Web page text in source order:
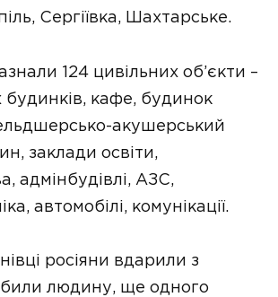
Сергіївка, Шахтарське.
124 цивільних об’єкти –
кафе, будинок
акушерський
заклади освіти,
адмінбудівлі, АЗС,
автомобілі, комунікації.
росіяни вдарили з
людину, ще одного